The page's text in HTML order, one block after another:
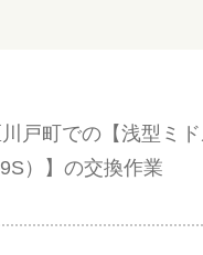
戸町での【浅型ミ
）】の交換作業